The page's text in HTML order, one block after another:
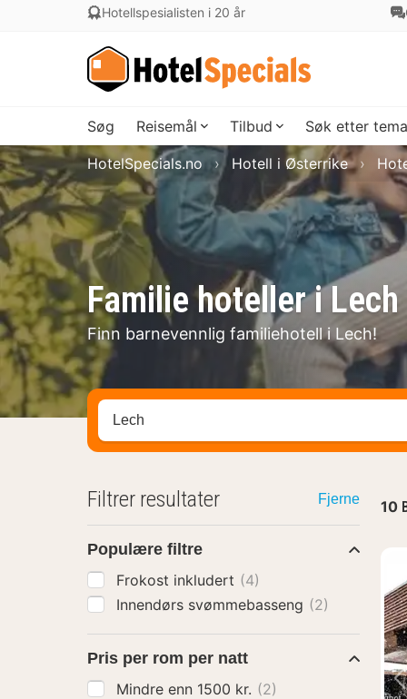
Hotellspesialisten i 20 år
Søg Reisemål Tilbud Søk etter tema
Familie hoteller i Lech
Finn barnevennlig familiehotell i Lech!
HotelSpecials.no Hotell i Østerrike
Søk hotell, region eller by
10
Filtrer resultater Fjerne
Populære filtre
Frokost inkludert (4)
Innendørs svømmebasseng (2)
Pris per rom per natt
Mindre enn 1500 kr. (2)